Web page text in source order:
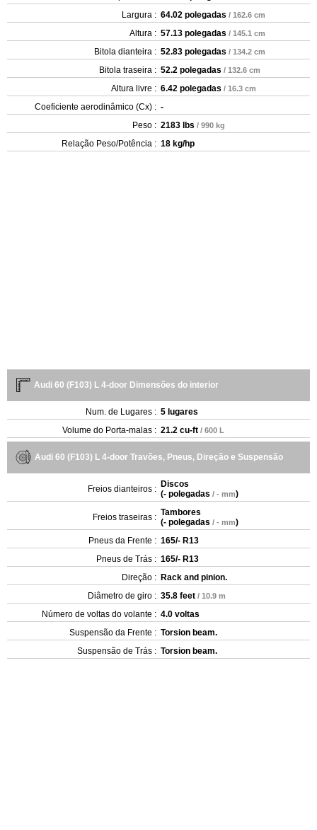
Largura : 64.02 polegadas / 162.6 cm
Altura : 57.13 polegadas / 145.1 cm
Bitola dianteira : 52.83 polegadas / 134.2 cm
Bitola traseira : 52.2 polegadas / 132.6 cm
Altura livre : 6.42 polegadas / 16.3 cm
Coeficiente aerodinâmico (Cx) : -
Peso : 2183 lbs / 990 kg
Relação Peso/Potência : 18 kg/hp
Audi 60 (F103) L 4-door Dimensões do interior
Num. de Lugares : 5 lugares
Volume do Porta-malas : 21.2 cu-ft / 600 L
Audi 60 (F103) L 4-door Travões, Pneus, Direção e Suspensão
Freios dianteiros : Discos
(- polegadas / - mm)
Freios traseiras : Tambores
(- polegadas / - mm)
Pneus da Frente : 165/- R13
Pneus de Trás : 165/- R13
Direção : Rack and pinion.
Diâmetro de giro : 35.8 feet / 10.9 m
Número de voltas do volante : 4.0 voltas
Suspensão da Frente : Torsion beam.
Suspensão de Trás : Torsion beam.